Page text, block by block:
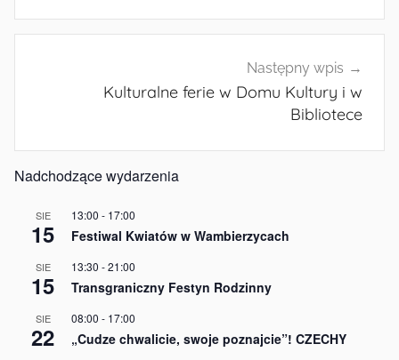
Następny wpis
Kulturalne ferie w Domu Kultury i w
Bibliotece
Nadchodzące wydarzenia
SIE
15
13:00 - 17:00
Festiwal Kwiatów w Wambierzycach
SIE
15
13:30 -21:00
Transgraniczny Festyn Rodzinny
SIE
22
08:00 - 17:00
„Cudze chwalicie, swoje poznajcie”! CZECHY